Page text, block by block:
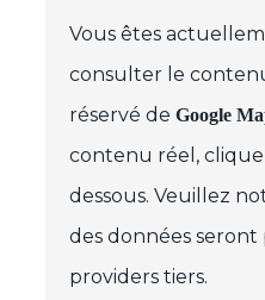
Vous êtes
consulter le
réservé de Google
contenu réel,
dessous. Veuillez
des données seront
providers tiers.